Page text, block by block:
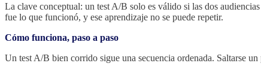
La clave conceptual: un test A/B solo es válido si las dos audiencias
fue lo que funcionó, y ese aprendizaje no se puede repetir.
Cómo funciona, paso a paso
Un test A/B bien corrido sigue una secuencia ordenada. Saltarse